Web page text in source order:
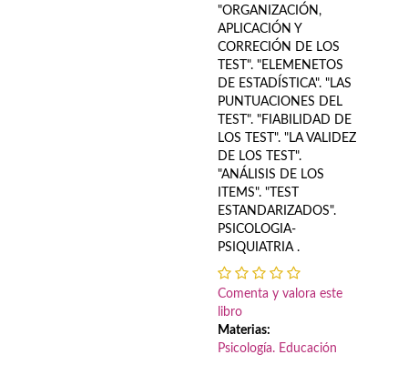
"ORGANIZACIÓN,
APLICACIÓN Y
CORRECIÓN DE LOS
TEST". "ELEMENETOS
DE ESTADÍSTICA". "LAS
PUNTUACIONES DEL
TEST". "FIABILIDAD DE
LOS TEST". "LA VALIDEZ
DE LOS TEST".
"ANÁLISIS DE LOS
ITEMS". "TEST
ESTANDARIZADOS".
PSICOLOGIA-
PSIQUIATRIA .
Comenta y valora este
libro
Materias:
Psicología. Educación